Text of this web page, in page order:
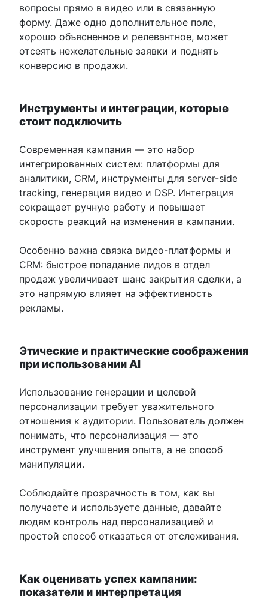
вопросы прямо в видео или в связанную
форму. Даже одно дополнительное поле,
хорошо объясненное и релевантное, может
отсеять нежелательные заявки и поднять
конверсию в продажи.
Инструменты и интеграции, которые
стоит подключить
Современная кампания — это набор
интегрированных систем: платформы для
аналитики, CRM, инструменты для server-side
tracking, генерация видео и DSP. Интеграция
сокращает ручную работу и повышает
скорость реакций на изменения в кампании.
Особенно важна связка видео-платформы и
CRM: быстрое попадание лидов в отдел
продаж увеличивает шанс закрытия сделки, а
это напрямую влияет на эффективность
рекламы.
Этические и практические соображения
при использовании AI
Использование генерации и целевой
персонализации требует уважительного
отношения к аудитории. Пользователь должен
понимать, что персонализация — это
инструмент улучшения опыта, а не способ
манипуляции.
Соблюдайте прозрачность в том, как вы
получаете и используете данные, давайте
людям контроль над персонализацией и
простой способ отказаться от отслеживания.
Как оценивать успех кампании:
показатели и интерпретация